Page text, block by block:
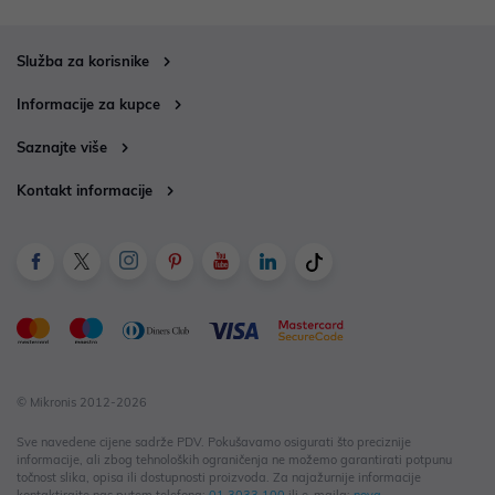
Služba za korisnike
Informacije za kupce
Saznajte više
Kontakt informacije
© Mikronis 2012-2026
Sve navedene cijene sadrže PDV. Pokušavamo osigurati što preciznije
informacije, ali zbog tehnoloških ograničenja ne možemo garantirati potpunu
točnost slika, opisa ili dostupnosti proizvoda. Za najažurnije informacije